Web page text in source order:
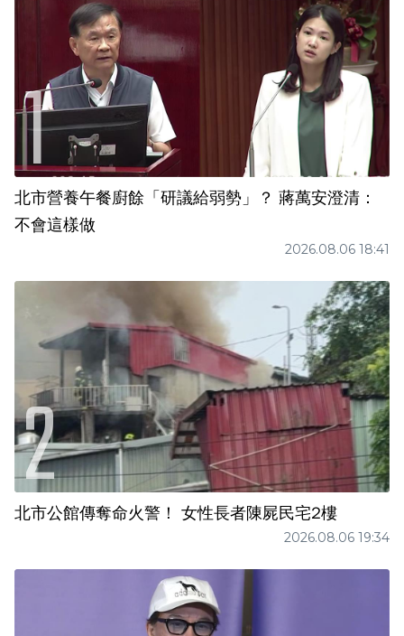
北市營養午餐廚餘「研議給弱勢」？ 蔣萬安澄清：
不會這樣做
2026.08.06 18:41
北市公館傳奪命火警！ 女性長者陳屍民宅2樓
2026.08.06 19:34